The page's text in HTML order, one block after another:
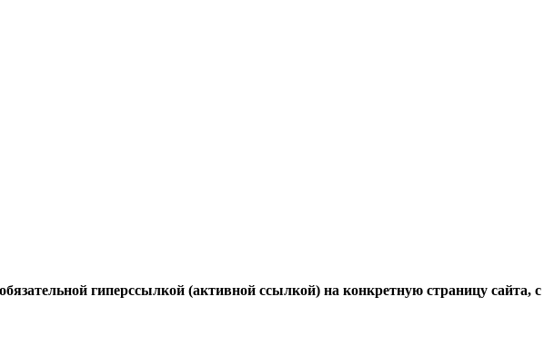
гиперссылкой (активной ссылкой) на конкретную страницу сайта, с